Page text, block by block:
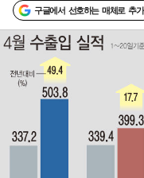
구글에서 선호하는 매체로 추가